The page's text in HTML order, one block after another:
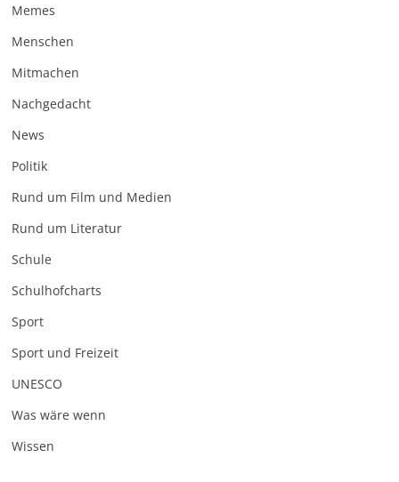
Memes
Menschen
Mitmachen
Nachgedacht
News
Politik
Rund um Film und Medien
Rund um Literatur
Schule
Schulhofcharts
Sport
Sport und Freizeit
UNESCO
Was wäre wenn
Wissen